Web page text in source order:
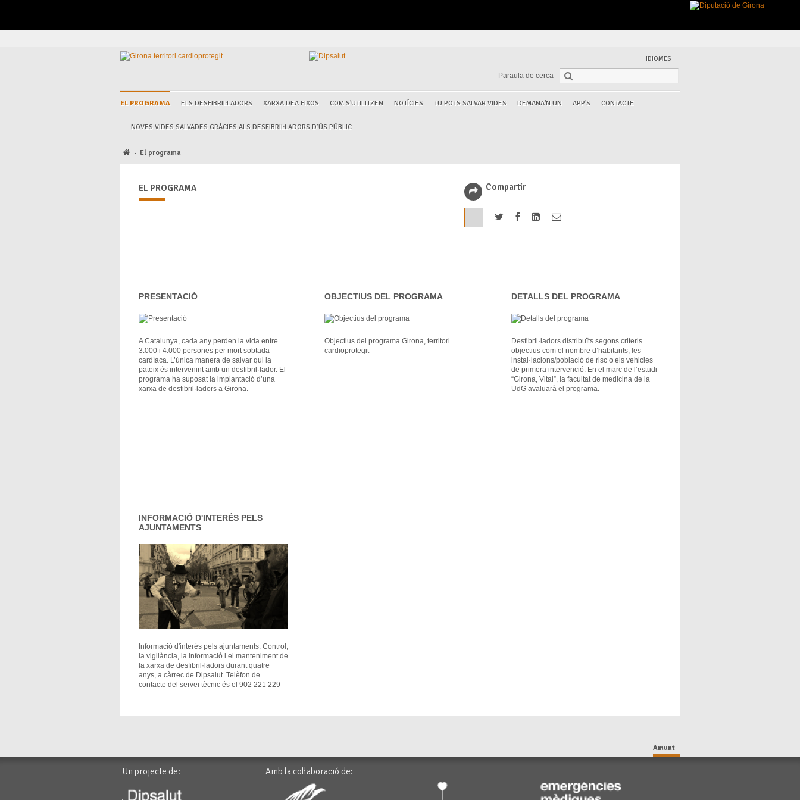
IDIOMES
Paraula de cerca
EL PROGRAMA ELS DESFIBRIL·LADORS XARXA DEA FIXOS COM S'UTILITZEN NOTÍCIES TU POTS SALVAR VIDES DEMANA'N UN APP'S CONTACTE
NOVES VIDES SALVADES GRÀCIES ALS DESFIBRIL·LADORS D’ÚS PÚBLIC
· El programa
EL PROGRAMA Compartir
PRESENTACIÓ
A Catalunya, cada any perden la vida entre
3.000 i 4.000 persones per mort sobtada
cardíaca. L’única manera de salvar qui la
pateix és intervenint amb un desfibril·lador. El
programa ha suposat la implantació d’una
xarxa de desfibril·ladors a Girona.
OBJECTIUS DEL PROGRAMA
Objectius del programa Girona, territori
cardioprotegit
DETALLS DEL PROGRAMA
Desfibril·ladors distribuïts segons criteris
objectius com el nombre d’habitants, les
instal·lacions/població de risc o els vehicles
de primera intervenció. En el marc de l’estudi
“Girona, Vital”, la facultat de medicina de la
UdG avaluarà el programa.
INFORMACIÓ D'INTERÉS PELS
AJUNTAMENTS
Informació d'interés pels ajuntaments. Control,
la vigilància, la informació i el manteniment de
la xarxa de desfibril·ladors durant quatre
anys, a càrrec de Dipsalut. Telèfon de
contacte del servei tècnic és el 902 221 229
Amunt
Un projecte de: Amb la col·laboració de: